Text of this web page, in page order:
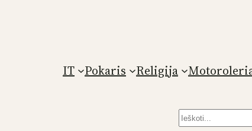
IT Pokaris Religija
Paieška